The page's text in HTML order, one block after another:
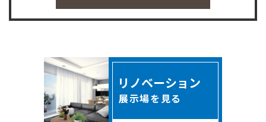
お悩みなどをじっくりと伺い､それらを解決するための
す。
一度来店したら、しつこく営業されたりしませ
んか？
リノベーション
展示場を見る